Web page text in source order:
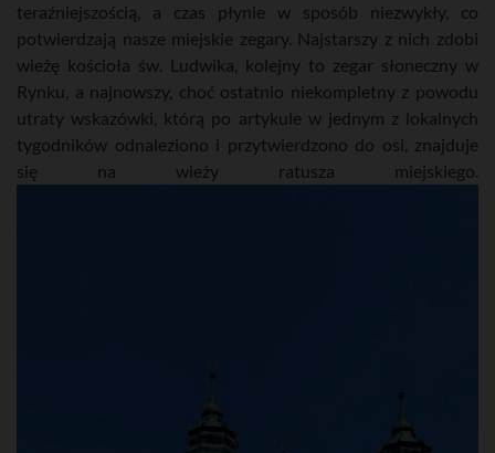
teraźniejszością, a czas płynie w sposób niezwykły, co
potwierdzają nasze miejskie zegary. Najstarszy z nich zdobi
wieżę kościoła św. Ludwika, kolejny to zegar słoneczny w
Rynku, a najnowszy, choć ostatnio niekompletny z powodu
utraty wskazówki, którą po artykule w jednym z lokalnych
tygodników odnaleziono i przytwierdzono do osi, znajduje
się na wieży ratusza miejskiego.